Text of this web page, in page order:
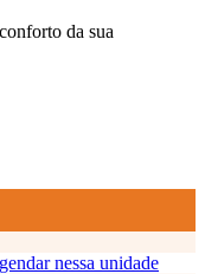
da sua
nessa unidade